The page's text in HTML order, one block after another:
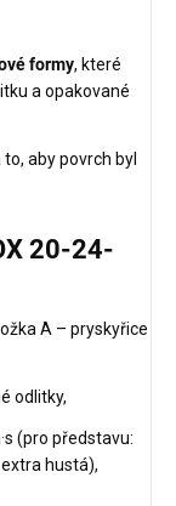
formy, které
a opakované
aby povrch byl
20-24-
A – pryskyřice
odlitky,
(pro představu:
extra hustá),